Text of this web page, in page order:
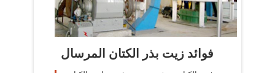
فوائد زيت بذر الكتان المرسال